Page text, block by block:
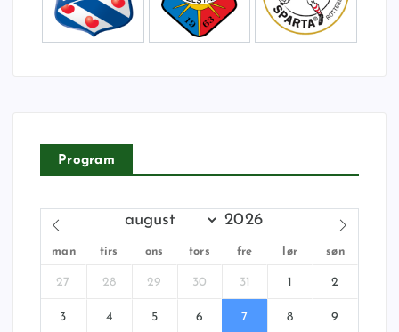
Program
man tirs ons tors fre lør søn
27 28 29 30 31 1 2
3 4 5 6 7 8 9